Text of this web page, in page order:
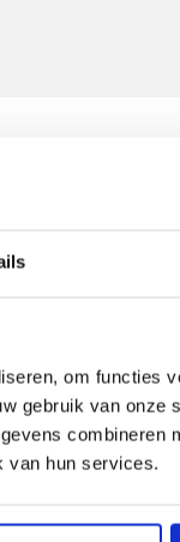
om functies
gebruik van onze
combineren
van hun services.
pagina niet
de home